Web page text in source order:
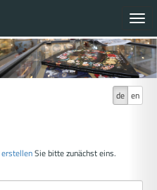
de en
erstellenSie bitte zunächst eins.